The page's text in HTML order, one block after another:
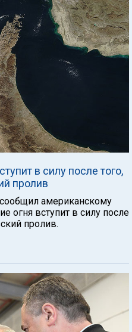
в силу после того,
пролив
американскому
огня вступит в силу после
пролив.